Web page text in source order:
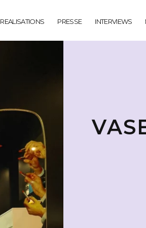
REALISATIONS PRESSE INTERVIEWS